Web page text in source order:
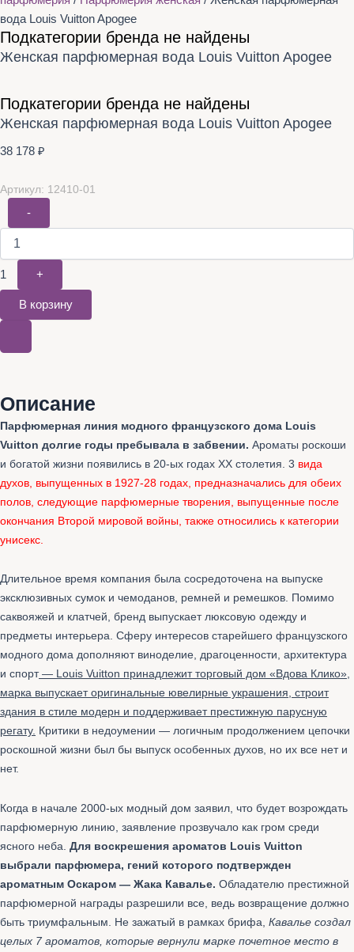
вода Louis Vuitton Apogee
Подкатегории бренда не найдены
Женская парфюмерная вода Louis Vuitton Apogee
Подкатегории бренда не найдены
Женская парфюмерная вода Louis Vuitton Apogee
38 178 ₽
Артикул: 12410-01
-
1 +
В корзину
Описание
Парфюмерная линия модного французского дома Louis
Vuitton долгие годы пребывала в забвении. Ароматы роскоши
и богатой жизни появились в 20-ых годах XX столетия. 3 вида
духов, выпущенных в 1927-28 годах, предназначались для обеих
полов, следующие парфюмерные творения, выпущенные после
окончания Второй мировой войны, также относились к категории
унисекс.
Длительное время компания была сосредоточена на выпуске
эксклюзивных сумок и чемоданов, ремней и ремешков. Помимо
саквояжей и клатчей, бренд выпускает люксовую одежду и
предметы интерьера. Сферу интересов старейшего французского
модного дома дополняют виноделие, драгоценности, архитектура
и спорт— Louis Vuitton принадлежит торговый дом «Вдова Клико»,
марка выпускает оригинальные ювелирные украшения, строит
здания в стиле модерн и поддерживает престижную парусную
регату. Критики в недоумении — логичным продолжением цепочки
роскошной жизни был бы выпуск особенных духов, но их все нет и
нет.
Когда в начале 2000-ых модный дом заявил, что будет возрождать
парфюмерную линию, заявление прозвучало как гром среди
ясного неба. Для воскрешения ароматов Louis Vuitton
выбрали парфюмера, гений которого подтвержден
ароматным Оскаром — Жака Кавалье. Обладателю престижной
парфюмерной награды разрешили все, ведь возвращение должно
быть триумфальным. Не зажатый в рамках брифа, Кавалье создал
целых 7 ароматов, которые вернули марке почетное место в